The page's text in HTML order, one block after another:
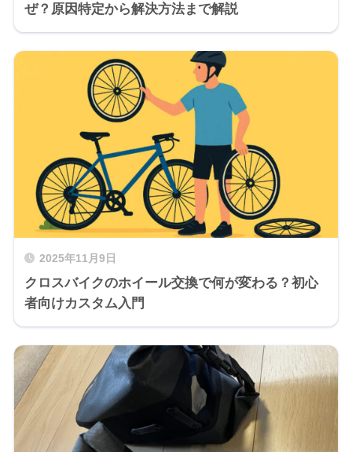
ぜ？原因特定から解決方法まで解説
2025年11月9日
クロスバイクのホイール交換で何が変わる？初心
者向けカスタム入門